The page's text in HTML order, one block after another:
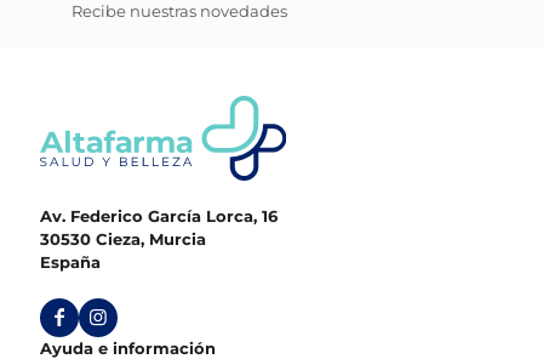
Recibe nuestras novedades
Av. Federico García Lorca, 16
30530 Cieza, Murcia
España
Ayuda e información